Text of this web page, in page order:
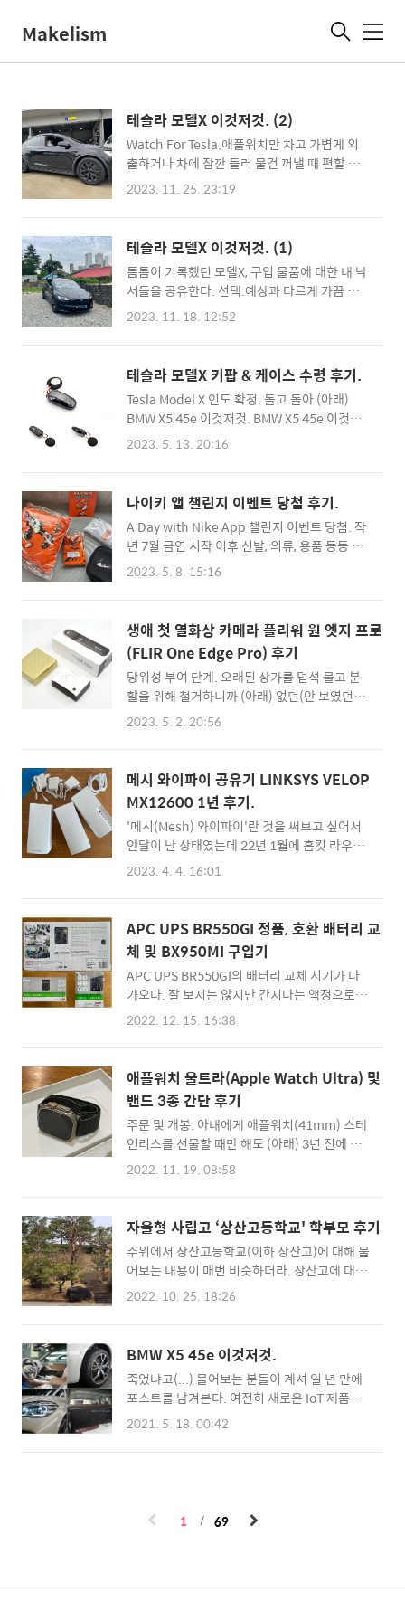
Makelism 메
테슬라 모델X 이것저것. (2)
Watch For Tesla.애플워치만 차고 가볍게 외
출하거나 차에 잠깐 들러 물건 꺼낼 때 편할 것
같아 구입했는데 예상보다 더 편하고 신뢰도가
래)나의 구입 목적인 애플워치 버전, (아래)특이
하게도 맥(MAC) 버전이 있다. (아래) 세팅할 때
애플워치를 폰키로 사용하고 싶으면 애플워치
에서(중요하다) 'Bluetooth 직접 차량 제어 활
성화'를 한 후 (아래)테슬라와 페어링 하면 된
가능하다. (어떤 애플워치든 다 된다는 이야기
다) 둘째, 애플워치 정책에 의해 와치 포 테슬라
가 백그라운드에서 돌지 않기 때문에..
2023. 11. 25. 23:19
테슬라 모델X 이것저것. (1)
틈틈이 기록했던 모델X, 구입 물품에 대한 내 낙
서들을 공유한다. 선택.예상과 다르게 가끔 주
유소에 '차를 세워 주유'하는 것보다 (아래)매일
기차는 적으며 생활 패턴도 다른 사람과 반대
(어딜 가든 충전소는 비어있다)인 무척 유리한
환경이라 전기차 구입을 현실화시켜 봤다. 당시
에는 FSD(나중에 어떻게 될지 모르겠지만 현재
는 환불해 주면 좋겠다) 뽕을 심하게 맞았던 나
커서 뛰어다니는데 왜?) 모델X를, 외장은 한국
대표 색상인 무채색 중 검정으로, 내장은 너무도
당연하게 검정으로 선택했다가 코엑스에서 아
이오닉5의..
2023. 11. 18. 12:52
테슬라 모델X 키팝 & 케이스 수령 후기.
Tesla Model X 인도 확정. 돌고 돌아 (아래)
BMW X5 45e 이것저것. BMW X5 45e 이것저
것. 죽었냐고(...) 물어보는 분들이 계셔 일 년 만
지 고민하다가 한 커뮤니티에 정리한 글(2020
년 9월 15일 www.makelism.net 모델X 인도
를 희망한다는 설문 조사를 하고 (아래) 혼자 신
나하며 (아내는 모델X를 싫어한다. 처음에 무반
응이었다가 팔콘도어 보자마자 극렬 안티가 된
애플워치)키와 카드키로도 충분하고 이게 더 장
점이 많다고 판단하여 키팝(Key Fob)이 필요하
다는 생각은 안 했다. ..
2023. 5. 13. 20:16
나이키 앱 챌린지 이벤트 당첨 후기.
A Day with Nike App 챌린지 이벤트 당첨. 작
년 7월 금연 시작 이후 신발, 의류, 용품 등등 미
친 듯이 나이키 제품을 퍼 나르고 있는데 갑자기
신청했는데 챌린지 우승자 1000명 안에 들어서
당첨이라고? (아래) 기분 좋아서 포스팅했다.
박스. 나도 SNS를 했다면 설레는 언방식의 기쁨
을 소셜 미디어에 '#나이키앱'이라는 해쉬태그
를 달고 싶지만 (아래) 없다. 박스, 패키징 상태
와 상관없이 공짜라 기분 좋더라. 구성품. 스포
워서 인기가 많을 것 같았는데 달라는 사람이 없
어 일단 서랍 속에 보관했다. (아래..
2023. 5. 8. 15:16
생애 첫 열화상 카메라 플리워 원 엣지 프로
(FLIR One Edge Pro) 후기
당위성 부여 단계. 오래된 상가를 덥석 물고 분
할을 위해 철거하니까 (아래) 없던(안 보였던)
문제가 생기더라(보이더라). 창호까지 철거하
례 지불했었고 앞으로도 쭉 예정되어 있기에 ‘직
접 찾으면 절약할 수 있다’는 당위성 부여 후 예
전부터 갖고 싶었던 열화상 카메라 구입을 결심
했다. 선택. 다음 기준으로 제품 탐색에 들어갔
다. 첫째, 사람들이 많이 쓰는 FLIR사의 제품일
것 둘째, 폰 단자에 연결하는 유선 제품이 아닐
고 FLIR C3-X(좌, 637,000원)와 FLIR One
Edge Pro (우, 738,9..
2023. 5. 2. 20:56
메시 와이파이 공유기 LINKSYS VELOP
MX12600 1년 후기.
'메시(Mesh) 와이파이'란 것을 써보고 싶어서
안달이 난 상태였는데 22년 1월에 홈킷 라우터
아이콘을 얻을 수 있다는 소식을 듣고 (아래)
라우터, 애플 홈킷 지원받아 보안성 강화 새롭게
합병된 벨킨 인터내셔널(Belkin
International) 및 FIT(Foxconn
Interconnect Technology) 인터커넥트 홈 사
업부인 링크시스(Linksys)가 애플(Apple) 홈
킷(HomeKit)이 자사의 ‘링
었으나 (아래) 본 제품 박스가 크긴 크더라 (아
래) 주문할..
2023. 4. 4. 16:01
APC UPS BR550GI 정품, 호환 배터리 교
체 및 BX950MI 구입기
APC UPS BR550GI의 배터리 교체 시기가 다
가오다. 잘 보지는 않지만 간지나는 액정으로 심
리적 만족감을 주는 '나의' UPS의 (아래) UPS
르다. http://makelism.tistory.com/53 먼저
글 내용대로 스펙을 보고도 의미를 모르니. 그냥
더 좋아보이는 BR550GI로 구입했다. 박스. 아
무 생각 없이 들었다가 묵직한 무게에 놀랐다.
(선적 www.makelism.net 배터리 지속 시간
이 극단적으로 짧아지더라. 사용한 지 약 4~5년
리 구입 및 교체. 패키징..
2022. 12. 15. 16:38
애플워치 울트라(Apple Watch Ultra) 및
밴드 3종 간단 후기
주문 및 개봉. 아내에게 애플워치(41mm) 스테
인리스를 선물할 때만 해도 (아래) 3년 전에 구
입한 내 애플워치의 (아래) 애플워치4 에르메스
선택. 배터리 교체 및 수리 후. (아래) 시계를 지
르다. - 3. 애플 워치 자가 수리. 배터리 스웰링.
검토했던 일반 시계는 보류하고. (아래) 시계를
지르다. - 1. 애플 워치. 애플 워치3 셀룰러(LTE)
버전 www.makelism.net 만족도가 너무 높
(아래) 항상 느끼지만 패키징은 2015년에 구입
했던 애플워치 1세대가 최고인 ..
2022. 11. 19. 08:58
자율형 사립고 ‘상산고등학교' 학부모 후기
주위에서 상산고등학교(이하 상산고)에 대해 물
어보는 내용이 매번 비슷하더라. 상산고에 대해
알고 싶어 하는 분들께 도움이 되길 바라며
로 의심의 흐름식으로 작성하여 공유한다. 겹치
는 부분이 많아 섹션을 명확하게 나눌 수 없지만
‘입시 - 학교 생활 - 기숙사 생활 (의식주) - 기
타’ 항목으로 적어봤다. 내가 워낙 히키 성향이
기도 하고 특히 학생들 신원이 노출될까봐 첨부
년 내신은 성적 산출에는 들어가지 않는다. 입시
2022. 10. 25. 18:26
BMW X5 45e 이것저것.
죽었냐고(...) 물어보는 분들이 계셔 일 년 만에
포스트를 남겨본다. 여전히 새로운 IoT 제품들
을 즐기고 있으나 정리가 안 되어 무엇을 적을지
별히 많은 도움을 받았던 커뮤니티에는 꼭 도움
이 될만한 글을 하나씩 남겨 은혜(?)를 갚는데
2021. 5. 18. 00:42
1 69